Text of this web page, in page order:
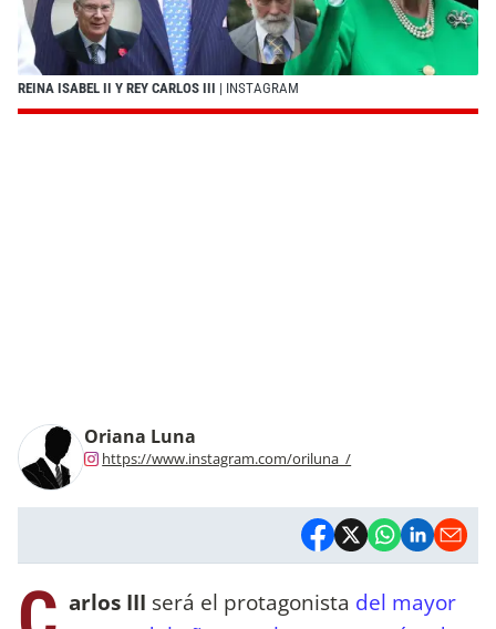
REINA ISABEL II Y REY CARLOS III | INSTAGRAM
Oriana Luna
https://www.instagram.com/oriluna_/
arlos III será el protagonista del mayor